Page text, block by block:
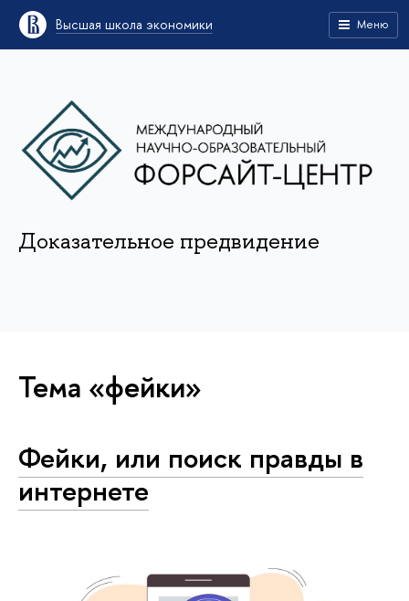
Высшая школа экономики Меню
Доказательное предвидение
Тема «фейки»
Фейки, или поиск правды в
интернете